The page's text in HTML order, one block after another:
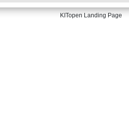
KITopen Landing Page